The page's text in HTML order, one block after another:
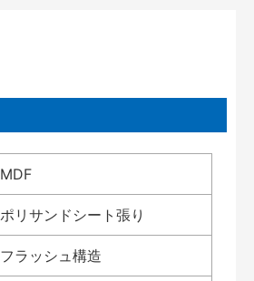
MDF
ポリサンドシート張り
フラッシュ構造